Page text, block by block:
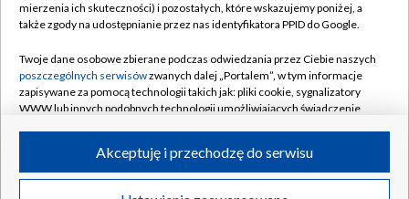
Naziemna Telewizja Cyfrowa
Rada Programowa
System NOS
Informacje o nadawcy
Program dla prasy
Pomoc
Kontakt
Kanały
©2026 Telewizja Polska S.A. w likwidacji
mierzenia ich skuteczności) i pozostałych, które wskazujemy poniżej, a
także zgody na udostępnianie przez nas identyfikatora PPID do Google.
Twoje dane osobowe zbierane podczas odwiedzania przez Ciebie naszych
poszczególnych serwisówzwanych dalej „Portalem”, w tym informacje
zapisywane za pomocą technologii takich jak: pliki cookie, sygnalizatory
WWW lub innych podobnych technologii umożliwiających świadczenie
ruchu w Internecie.
Twoje dane osobowe zbierane podczas odwiedzania przez Ciebie
Akceptuję i przechodzę do serwisu